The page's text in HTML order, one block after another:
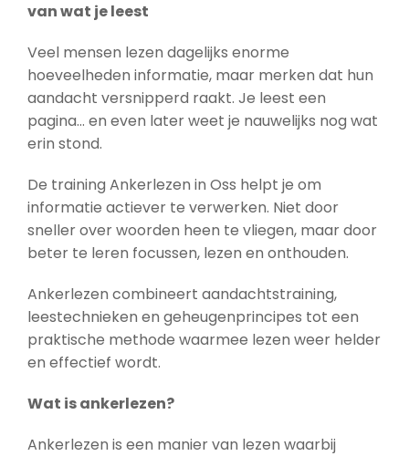
van wat je leest
Veel mensen lezen dagelijks enorme
hoeveelheden informatie, maar merken dat hun
aandacht versnipperd raakt. Je leest een
pagina… en even later weet je nauwelijks nog wat
erin stond.
De training Ankerlezen in Oss helpt je om
informatie actiever te verwerken. Niet door
sneller over woorden heen te vliegen, maar door
beter te leren focussen, lezen en onthouden.
Ankerlezen combineert aandachtstraining,
leestechnieken en geheugenprincipes tot een
praktische methode waarmee lezen weer helder
en effectief wordt.
Wat is ankerlezen?
Ankerlezen is een manier van lezen waarbij